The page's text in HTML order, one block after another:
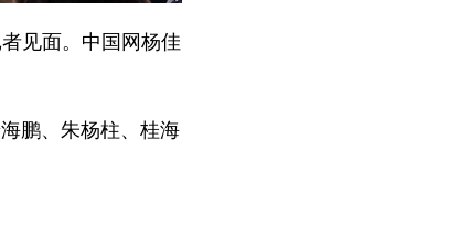
见面。中国网杨佳
鹏、朱杨柱、桂海